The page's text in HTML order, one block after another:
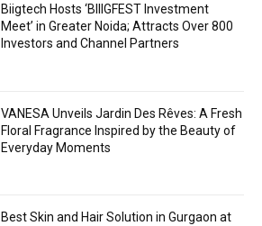
Biigtech Hosts ‘BIIIGFEST Investment
Meet’ in Greater Noida; Attracts Over 800
Investors and Channel Partners
VANESA Unveils Jardin Des Rêves: A Fresh
Floral Fragrance Inspired by the Beauty of
Everyday Moments
Best Skin and Hair Solution in Gurgaon at